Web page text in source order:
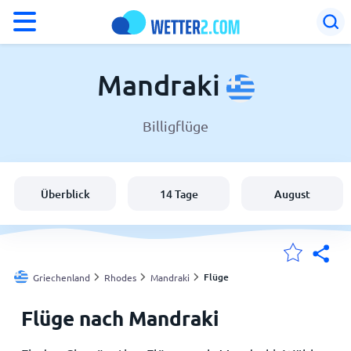
Schweiz
Deutschland
Meine Standorte
Mandraki
Billigflüge
Überblick 14 Tage August
Griechenland Rhodes Mandraki Flüge
Flüge nach Mandraki